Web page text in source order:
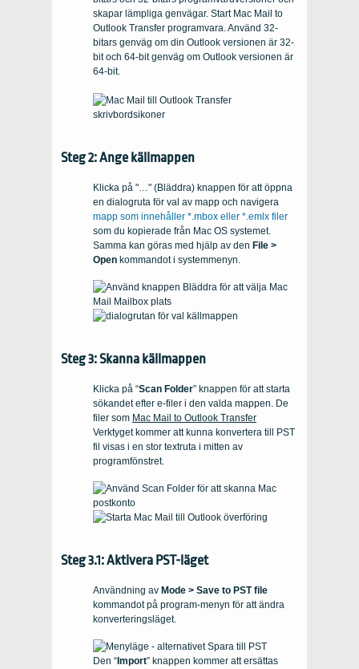
skapar lämpliga genvägar. Start Mac Mail to
Outlook Transfer programvara. Använd 32-
bitars genväg om din Outlook versionen är 32-
bitoch 64-bitgenväg om Outlook versionen är
64-bit.
Steg 2: Ange källmappen
Klicka på "…" (Bläddra) knappen för att öppna
en dialogruta för val av mapp och navigera
mapp som innehåller *.mbox eller *.emlx filer
som du kopierade från Mac OS systemet.
Samma kan göras med hjälp av den File >
Open kommandot i systemmenyn.
Steg 3: Skanna källmappen
Klicka på “Scan Folder” knappen för att starta
sökandet efter e-filer i den valda mappen. De
filer som Mac Mail to Outlook Transfer
Verktyget kommer att kunna konvertera till
PST
fil visas i en stor textruta i mitten av
programfönstret.
Steg 3.1: Aktivera PST-läget
Användning av Mode > Save to PST file
kommandot på program-menyn för att ändra
konverteringsläget.
Den “ Import” knappen kommer att ersättas